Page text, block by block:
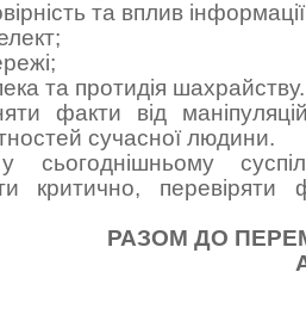
та вплив
та протидія шахрайству.
факти від
сучасної людини.
сьогоднішньому
критично, перевіряти
РАЗОМ ДО